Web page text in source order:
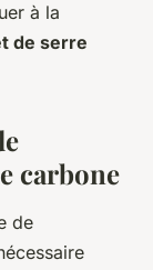
à la
de serre
carbone
de